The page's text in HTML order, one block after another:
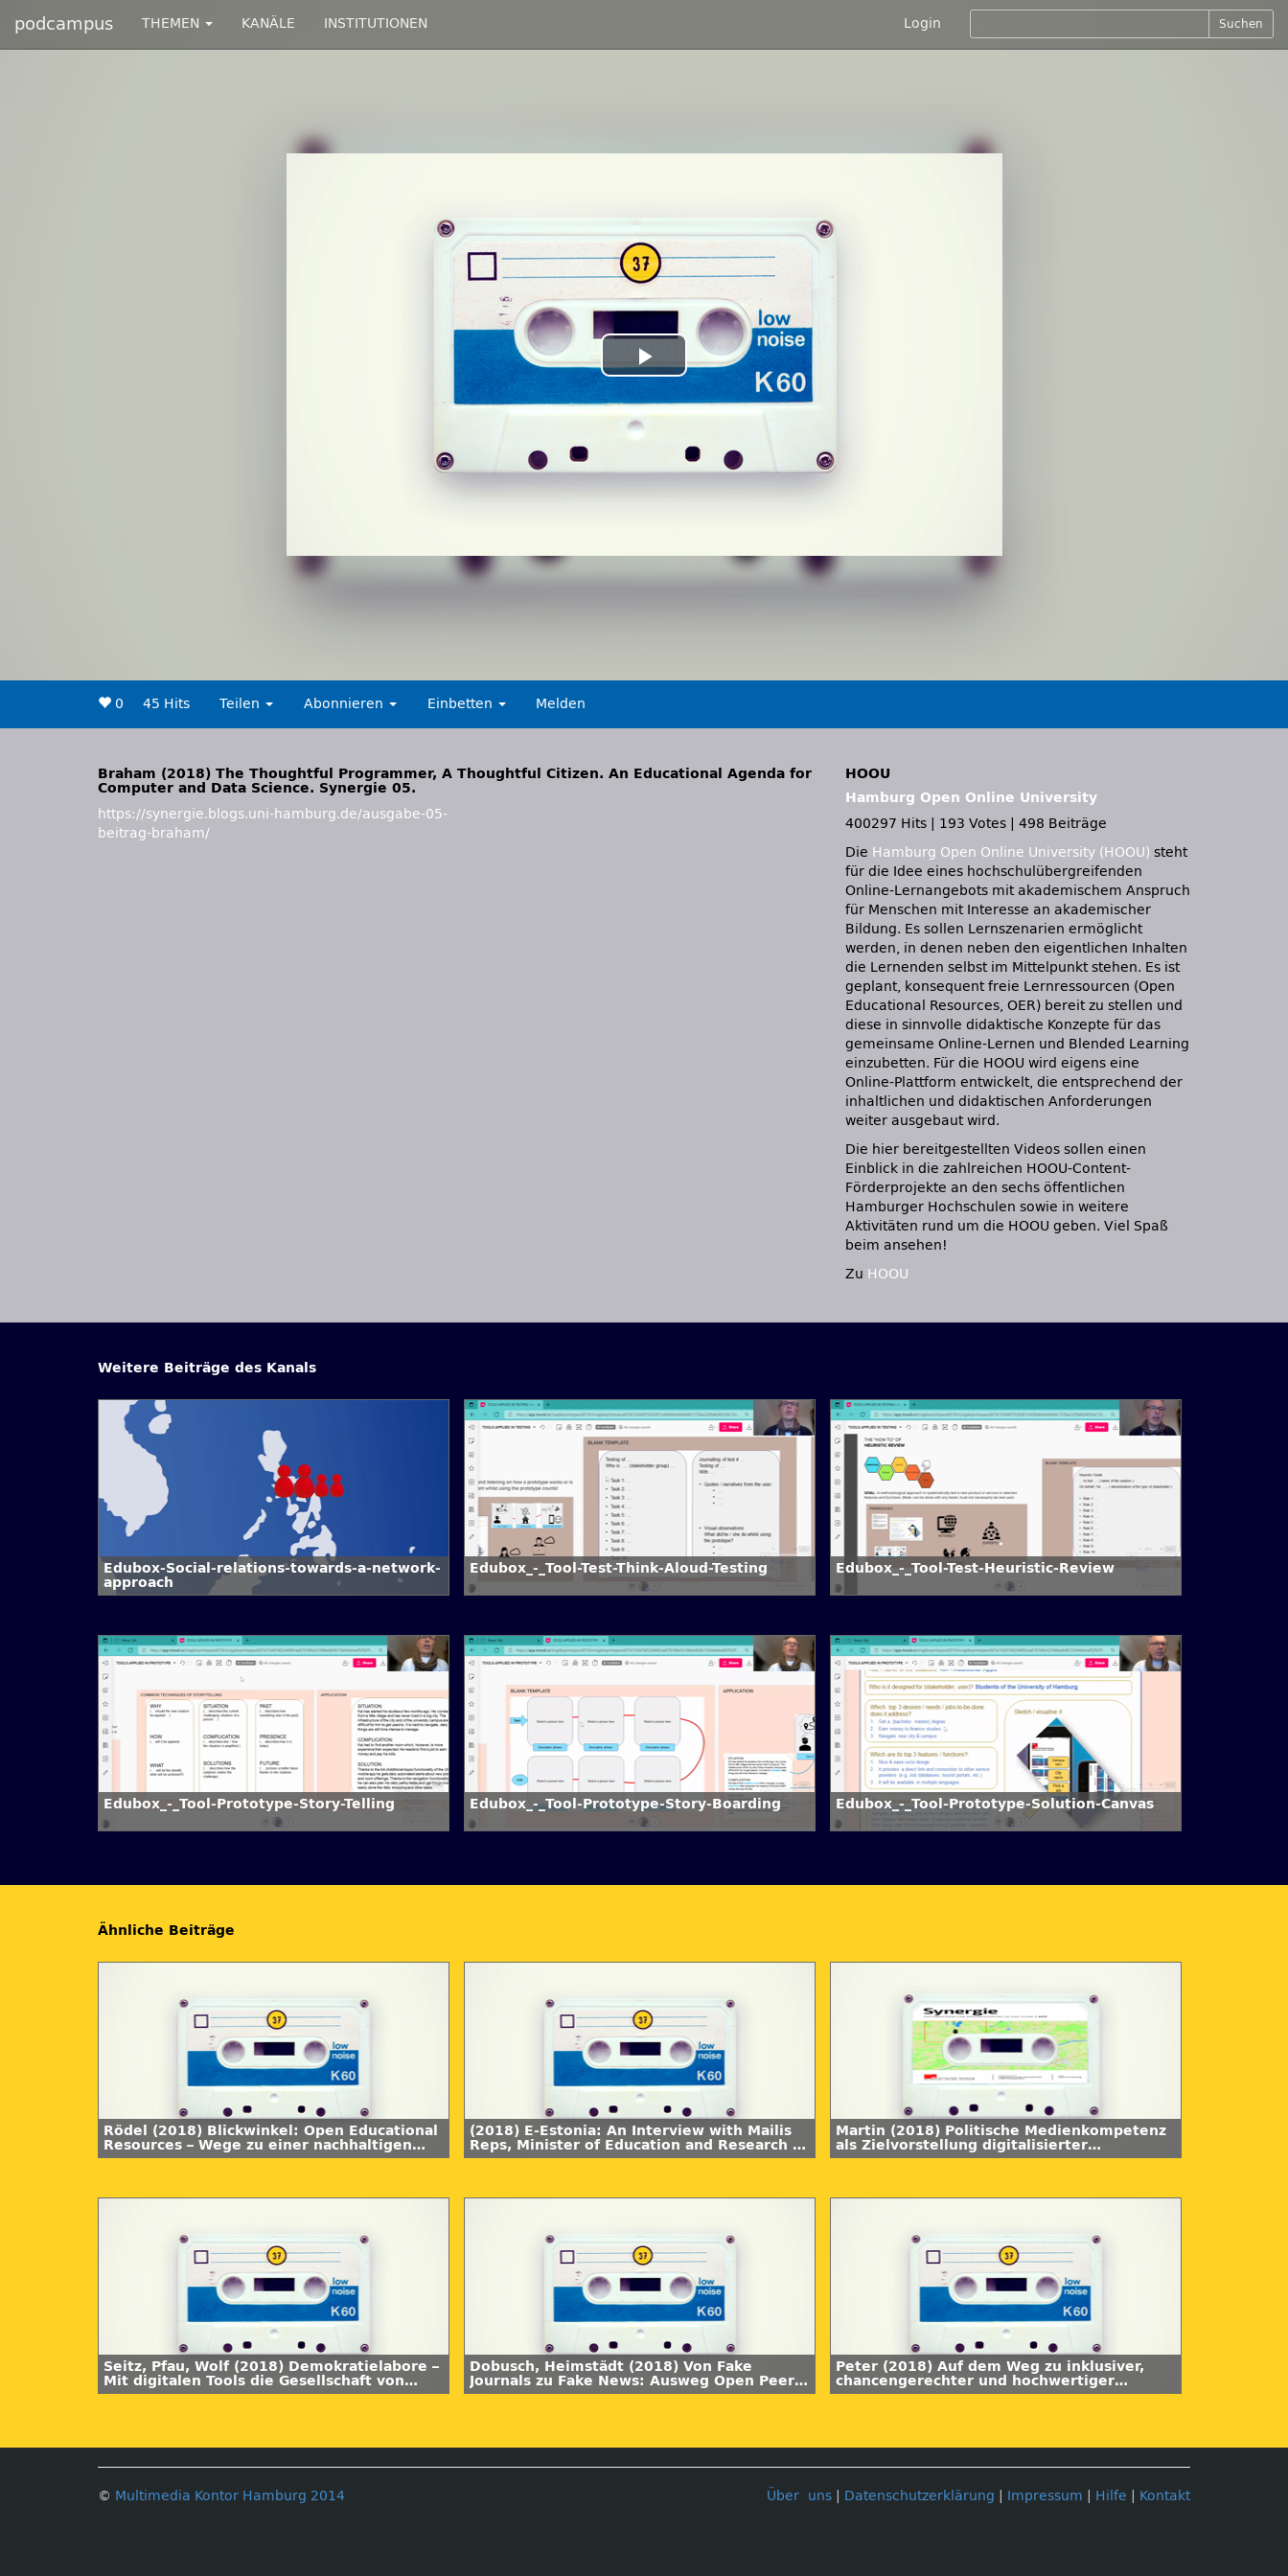
podcampus THEMEN KANÄLE INSTITUTIONEN Login Suchen
Play
Video
0 45 Hits Teilen Abonnieren Einbetten Melden
Braham (2018) The Thoughtful Programmer, A Thoughtful Citizen. An Educational Agenda for
Computer and Data Science. Synergie 05.
https://synergie.blogs.uni-hamburg.de/ausgabe-05-
beitrag-braham/
HOOU
Hamburg Open Online University
400297 Hits
193 Votes
498 Beiträge
Die Hamburg Open Online University (HOOU) steht
für die Idee eines hochschulübergreifenden
Online-Lernangebots mit akademischem Anspruch
für Menschen mit Interesse an akademischer
Bildung. Es sollen Lernszenarien ermöglicht
werden, in denen neben den eigentlichen Inhalten
die Lernenden selbst im Mittelpunkt stehen. Es ist
geplant, konsequent freie Lernressourcen (Open
Educational Resources, OER) bereit zu stellen und
diese in sinnvolle didaktische Konzepte für das
gemeinsame Online-Lernen und Blended Learning
einzubetten. Für die HOOU wird eigens eine
Online-Plattform entwickelt, die entsprechend der
inhaltlichen und didaktischen Anforderungen
weiter ausgebaut wird.
Die hier bereitgestellten Videos sollen einen
Einblick in die zahlreichen HOOU-Content-
Förderprojekte an den sechs öffentlichen
Hamburger Hochschulen sowie in weitere
Aktivitäten rund um die HOOU geben. Viel Spaß
beim ansehen!
Zu HOOU
Weitere Beiträge des Kanals
Edubox-Social-relations-towards-a-network-
approach
Edubox_-_Tool-Test-Think-Aloud-Testing Edubox_-_Tool-Test-Heuristic-Review
Edubox_-_Tool-Prototype-Story-Telling Edubox_-_Tool-Prototype-Story-Boarding Edubox_-_Tool-Prototype-Solution-Canvas
Ähnliche Beiträge
Rödel (2018) Blickwinkel: Open Educational
Resources – Wege zu einer nachhaltigen
Etablierung?! Synergie 05.
(2018) E-Estonia: An Interview with Mailis
Reps, Minister of Education and Research of
the Republic of Estonia, on democracy,
Martin (2018) Politische Medienkompetenz
als Zielvorstellung digitalisierter
Hochschullehre. Synergie 05
Seitz, Pfau, Wolf (2018) Demokratielabore –
Mit digitalen Tools die Gesellschaft von
morgen gestalten. Synergie 05
Dobusch, Heimstädt (2018) Von Fake
Journals zu Fake News: Ausweg Open Peer
Review? Synergie 05.
Peter (2018) Auf dem Weg zu inklusiver,
chancengerechter und hochwertiger
Bildung. Open Educational Resources aus
Über uns Datenschutzerklärung Impressum Hilfe Kontakt
© Multimedia Kontor Hamburg 2014